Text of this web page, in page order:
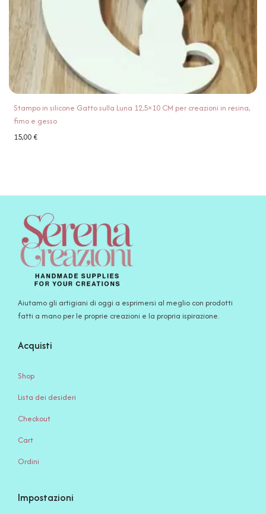
Stampo in silicone Gatto sulla Luna 12,5×10 CM per creazioni in resina,
fimo e gesso
15,00€
Aiutamo gli artigiani di oggi a esprimersi al meglio con prodotti
fatti a mano per le proprie creazioni e la propria ispirazione.
Acquisti
Shop
Lista dei desideri
Checkout
Cart
Ordini
Impostazioni